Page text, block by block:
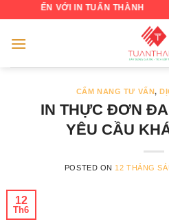
content
VỚI IN TUẤN THÀNH
CẨM NANG TƯ VẤN,
IN THỰC ĐƠN
YÊU CẦU
POSTED ON 12 THÁNG
12
Th6